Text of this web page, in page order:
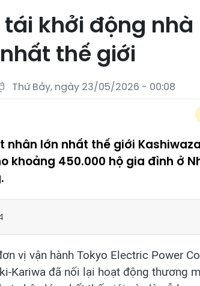
tái khởi động
thế giới
Thứ Bảy, ngày 23/05/2026 - 00:08
nhân lớn nhất thế giới
khoảng 450.000 hộ gia đình ở
vị vận hành Tokyo Electric Power
Kariwa đã nối lại hoạt động thương